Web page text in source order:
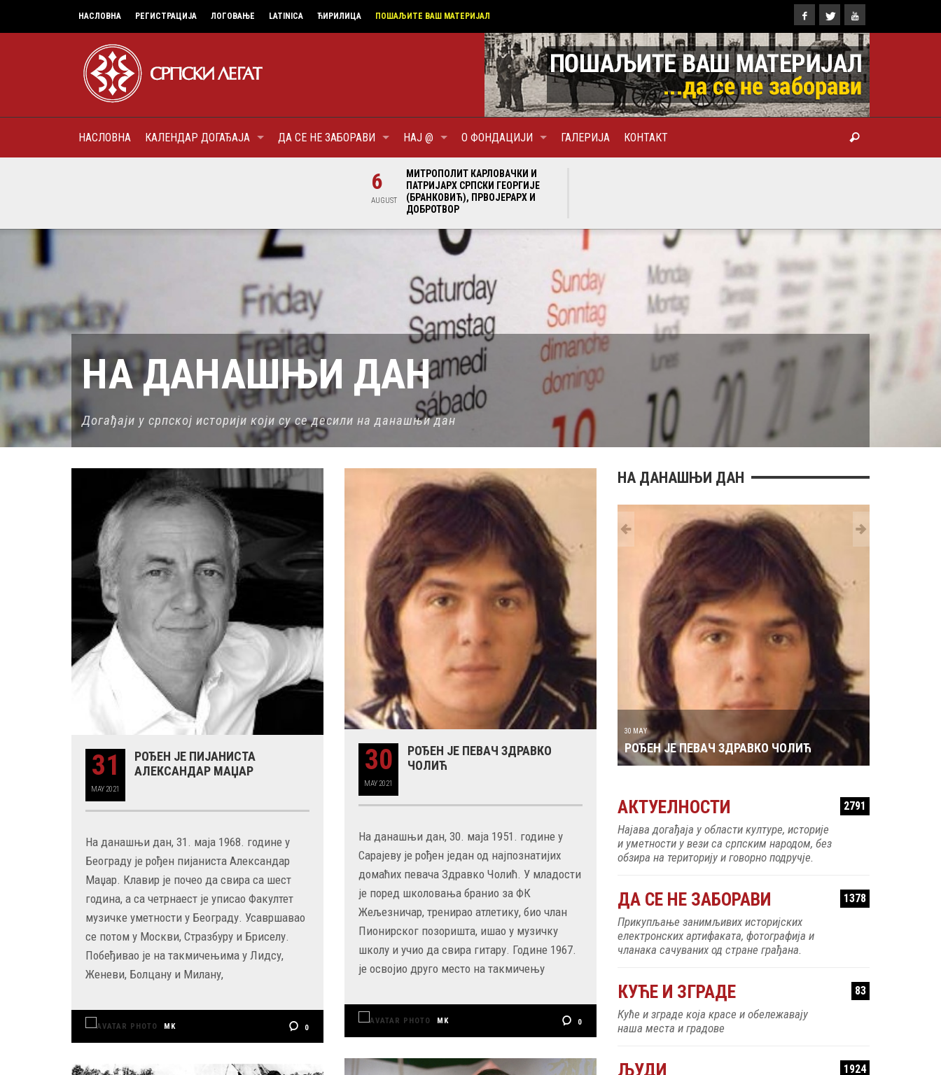
НАСЛОВНА РЕГИСТРАЦИЈА ЛОГОВАЊЕ LATINICA ЋИРИЛИЦА ПОШАЉИТЕ ВАШ МАТЕРИЈАЛ
НАСЛОВНА КАЛЕНДАР ДОГАЂАЈА ДА СЕ НЕ ЗАБОРАВИ НАЈ @ О ФОНДАЦИЈИ ГАЛЕРИЈА КОНТАКТ
МИТРОПОЛИТ КАРЛОВАЧКИ И
ПАТРИЈАРХ СРПСКИ ГЕОРГИЈЕ
(БРАНКОВИЋ), ПРВОЈЕРАРХ И
ДОБРОТВОР
НА ДАНАШЊИ ДАН
Догађаји у српској историји који су се десили на данашњи дан
31
MAY 2021
РОЂЕН ЈЕ ПИЈАНИСТА
АЛЕКСАНДАР МАЏАР
На данашњи дан, 31. маја 1968. године у
Београду је рођен пијаниста Александар
Маџар. Клавир је почео да свира са шест
година, а са четрнаест је уписао Факултет
музичке уметности у Београду. Усавршавао
се потом у Москви, Стразбуру и Бриселу.
Побеђивао је на такмичењима у Лидсу,
Женеви, Болцану и Милану,
MK 0
30
MAY 2021
РОЂЕН ЈЕ ПЕВАЧ ЗДРАВКО
ЧОЛИЋ
На данашњи дан, 30. маја 1951. године у
Сарајеву је рођен један од најпознатијих
домаћих певача Здравко Чолић. У младости
је поред школовања бранио за ФК
Жељезничар, тренирао атлетику, био члан
Пионирског позоришта, ишао у музичку
школу и учио да свира гитару. Године 1967.
је освојио друго место на такмичењу
MK 0
НА ДАНАШЊИ ДАН
РОЂЕН ЈЕ ГЛУМАЦ МИЛУТИН МИЋА ТАТИЋ
31 MAY
МАЏАР
30 MAY
РОЂЕН ЈЕ ПЕВАЧ ЗДРАВКО ЧОЛИЋ
29 MAY
РОЂЕН ЈЕ
АКТУЕЛНОСТИ 2791
Најава догађаја у области културе, историје
и уметности у вези са српским народом, без
обзира на територију и говорно подручје.
ДА СЕ НЕ ЗАБОРАВИ 1378
Прикупљање занимљивих историјских
електронских артифаката, фотографија и
чланака сачуваних од стране грађана.
КУЋЕ И ЗГРАДЕ 83
Куће и зграде која красе и обележавају
наша места и градове
ЉУДИ 1924